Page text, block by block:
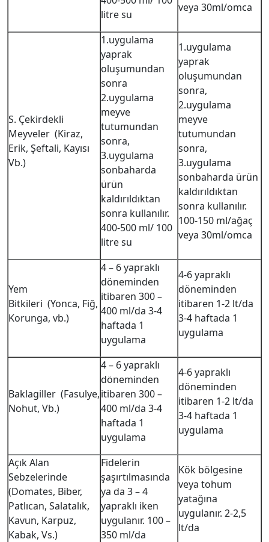
litre su
veya 30ml/omca
S. Çekirdekli
Meyveler (Kiraz,
Erik, Şeftali, Kayısı
Vb.)
1.uygulama
yaprak
oluşumundan
sonra
2.uygulama
meyve
tutumundan
sonra,
3.uygulama
sonbaharda
ürün
kaldırıldıktan
sonra kullanılır.
400-500 ml/ 100
litre su
1.uygulama
yaprak
oluşumundan
sonra,
2.uygulama
meyve
tutumundan
sonra,
3.uygulama
sonbaharda ürün
kaldırıldıktan
sonra kullanılır.
100-150 ml/ağaç
veya 30ml/omca
Yem
Bitkileri (Yonca, Fiğ,
Korunga, vb.)
4 – 6 yapraklı
döneminden
itibaren 300 –
400 ml/da 3-4
haftada 1
uygulama
4-6 yapraklı
döneminden
itibaren 1-2 lt/da
3-4 haftada 1
uygulama
Baklagiller (Fasulye,
Nohut, Vb.)
4 – 6 yapraklı
döneminden
itibaren 300 –
400 ml/da 3-4
haftada 1
uygulama
4-6 yapraklı
döneminden
itibaren 1-2 lt/da
3-4 haftada 1
uygulama
Açık Alan
Sebzelerinde
(Domates, Biber,
Patlıcan, Salatalık,
Kavun, Karpuz,
Kabak, Vs.)
Fidelerin
şaşırtılmasında
ya da 3 – 4
yapraklı iken
uygulanır. 100 –
350 ml/da
Kök bölgesine
veya tohum
yatağına
uygulanır. 2-2,5
lt/da